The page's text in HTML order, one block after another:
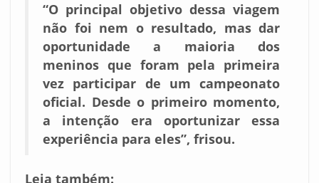
“O principal objetivo dessa viagem
não foi nem o resultado, mas dar
oportunidade a maioria dos
meninos que foram pela primeira
vez participar de um campeonato
oficial. Desde o primeiro momento,
a intenção era oportunizar essa
experiência para eles”, frisou.
Leia também: